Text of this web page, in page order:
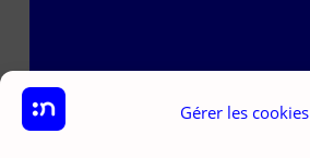
Gérer les cookies